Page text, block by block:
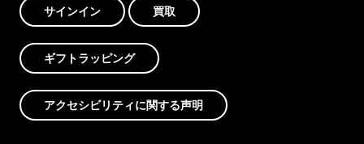
サインイン 買取
ギフトラッピング
アクセシビリティに関する声明